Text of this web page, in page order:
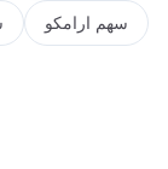
سهم ارامكو